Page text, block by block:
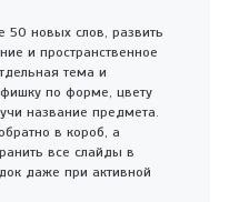
50 новых слов, развить
и пространственное
тема и
по форме, цвету
название предмета.
в короб, а
все слайды в
даже при активной